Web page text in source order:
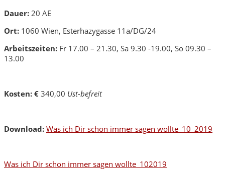
Dauer: 20 AE
Ort: 1060 Wien, Esterhazygasse 11a/DG/24
Arbeitszeiten: Fr 17.00 – 21.30, Sa 9.30 -19.00, So 09.30 –
13.00
Kosten: € 340,00 Ust-befreit
Download: Was ich Dir schon immer sagen wollte_10_2019
Was ich Dir schon immer sagen wollte_102019